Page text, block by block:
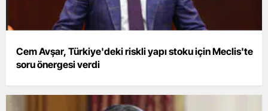
Cem Avşar, Türkiye'deki riskli yapı stoku için Meclis'te
soru önergesi verdi